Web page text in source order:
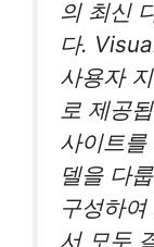
의 최신
다.
사용자
로 제공
사이트
델을 다
구성하
서 모두